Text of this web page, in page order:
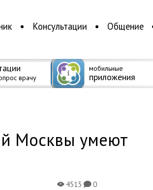
Консультации Общение
врачу
мобильные
приложения
Москвы умеют
X4513K0